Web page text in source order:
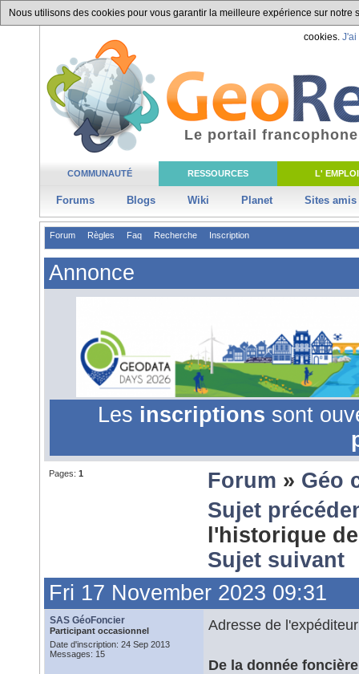
Nous utilisons des cookies pour vous garantir la meilleure expérience sur
cookies. J'ai
COMMUNAUTÉ RESSOURCES L' EMPLOI
Forums Blogs Wiki Planet Sites amis
Le portail
Forum Règles Faq Recherche Inscription
Annonce
Les inscriptions sont
Pages: 1 Forum » Géo
Sujet
l'historique
Sujet suivant
Fri 17 November 2023 09:31
SAS GéoFoncier
Participant occasionnel
Date d'inscription: 24 Sep 2013
Messages: 15
Adresse de
De la donnée